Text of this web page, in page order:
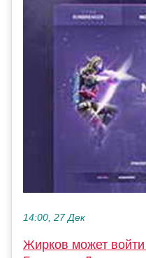
14:00, 27 Дек
Жирков может